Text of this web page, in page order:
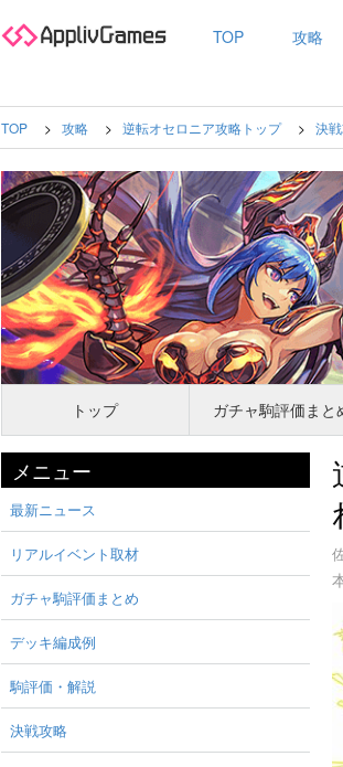
TOP 攻略
TOP 攻略 逆転オセロニア攻略トップ 決
トップ ガチャ駒評価まと
メニュー
最新ニュース
リアルイベント取材
ガチャ駒評価まとめ
デッキ編成例
駒評価・解説
決戦攻略